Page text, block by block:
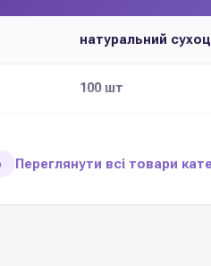
натуральний
100 шт
Переглянути всі товари